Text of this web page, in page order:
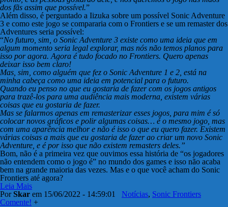
dos fãs assim que possível.”
Além disso, é perguntado a Iizuka sobre um possível Sonic Adventure
3 e como este jogo se compararia com o Frontiers e se um remaster dos
Adventures seria possível:
“No futuro, sim, o Sonic Adventure 3 existe como uma ideia que em
algum momento seria legal explorar, mas nós não temos planos para
isso por agora. Agora é tudo focado no Frontiers. Quero apenas
deixar isso bem claro!
Mas, sim, como alguém que fez o Sonic Adventure 1 e 2, está na
minha cabeça como uma ideia em potencial para o futuro.
Quando eu penso no que eu gostaria de fazer com os jogos antigos
para trazê-los para uma audiência mais moderna, existem várias
coisas que eu gostaria de fazer.
Mas se falarmos apenas em remasterizar esses jogos, para mim é só
colocar novos gráficos e polir algumas coisas… é o mesmo jogo, mas
com uma aparência melhor e não é isso o que eu quero fazer. Existem
várias coisas a mais que eu gostaria de fazer ao criar um novo Sonic
Adventure, e é por isso que não existem remasters deles.”
Bom, não é a primeira vez que ouvimos essa história de “os jogadores
não entendem como o jogo é” no mundo dos games e isso não acaba
bem na grande maioria das vezes. Mas e o que você acham do Sonic
Frontiers até agora?
Leia Mais
PorSkar em 15/06/2022 - 14:59:01 Notícias, Sonic Frontiers
Comente! +